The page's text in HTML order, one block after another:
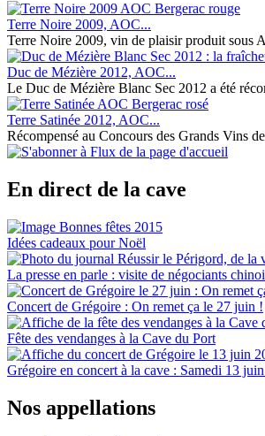
Terre Noire 2009, AOC...
Terre Noire 2009, vin de plaisir produit sous
Duc de Mézière 2012, AOC...
Le Duc de Mézière Blanc Sec 2012 a été
Terre Satinée 2012, AOC...
Récompensé au Concours des Grands Vins
En direct de la cave
Idées cadeaux pour Noël
La presse en parle : visite de négociants
Concert de Grégoire : On remet ça le 27 juin !
Fête des vendanges à la Cave du Port
Grégoire en concert à la cave : Samedi 13
Nos appellations